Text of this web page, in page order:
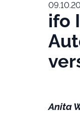
ifo
Anita